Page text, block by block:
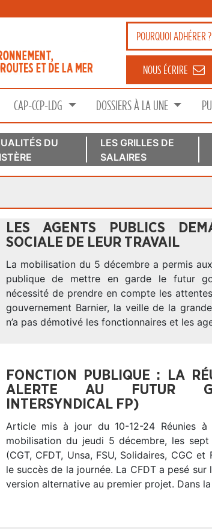
POURQUOIADHÉRER ?
NOUS ÉCRIRE
CAP-CCP-LDG DOSSIERS À LA UNE
DU
LES GRILLES DE
SALAIRES
LES AGENTS PUBLICS
SOCIALE DE LEUR TRAVAIL
La mobilisation du 5 décembre a permis
publique de mettre en garde le futur
nécessité de prendre en compte les
gouvernement Barnier, la veille de la
n’a pas démotivé les fonctionnaires et les
FONCTION PUBLIQUE : LA
ALERTE AU FUTUR
INTERSYNDICAL FP)
Article mis à jour du 10-12-24 Réunies à
mobilisation du jeudi 5 décembre, les sept
(CGT, CFDT, Unsa, FSU, Solidaires, CGC
le succès de la journée. La CFDT a pesé
version alternative au premier projet. Dans la